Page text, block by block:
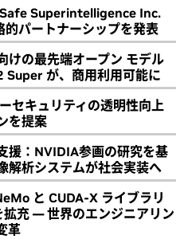
Superintelligence Inc.
パートナーシップを発表
けの最先端オープン モデル
が、商用利用可能に
セキュリティの透明性向上
を提案
援：NVIDIA参画の研究を基
解析システムが社会実装へ
と CUDA-X ライブラリ
充 ― 世界のエンジニアリン
革